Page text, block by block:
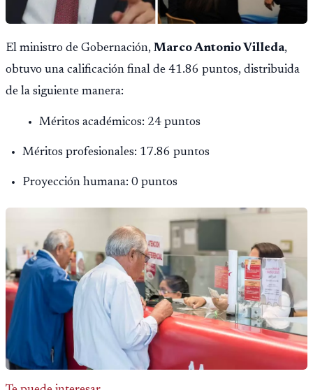
El ministro de Gobernación, Marco Antonio Villeda,
obtuvo una calificación final de 41.86 puntos, distribuida
de la siguiente manera:
Méritos académicos: 24 puntos
Méritos profesionales: 17.86 puntos
Proyección humana: 0 puntos